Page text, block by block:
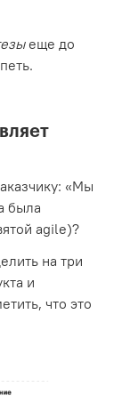
еще до
«Мы
была
agile)?
на три
и
что это